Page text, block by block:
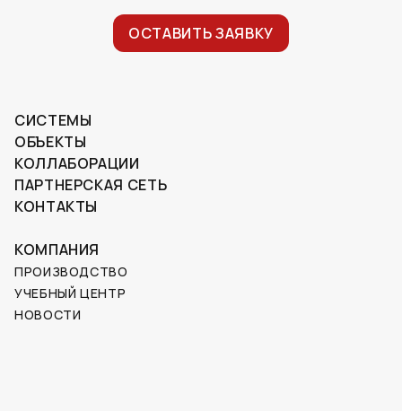
ОСТАВИТЬ ЗАЯВКУ
СИСТЕМЫ
ОБЪЕКТЫ
КОЛЛАБОРАЦИИ
ПАРТНЕРСКАЯ СЕТЬ
КОНТАКТЫ
КОМПАНИЯ
ПРОИЗВОДСТВО
УЧЕБНЫЙ ЦЕНТР
НОВОСТИ